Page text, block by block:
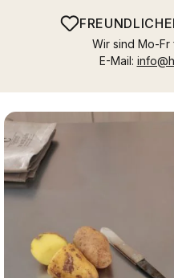
Wir sind Mo-Fr
E-Mail: